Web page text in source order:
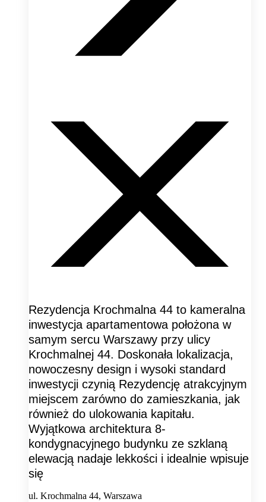
Rezydencja Krochmalna 44 to kameralna
inwestycja apartamentowa położona w
samym sercu Warszawy przy ulicy
Krochmalnej 44. Doskonała lokalizacja,
nowoczesny design i wysoki standard
inwestycji czynią Rezydencję atrakcyjnym
miejscem zarówno do zamieszkania, jak
również do ulokowania kapitału.
Wyjątkowa architektura 8-
kondygnacyjnego budynku ze szklaną
elewacją nadaje lekkości i idealnie wpisuje
się
ul. Krochmalna 44, Warszawa